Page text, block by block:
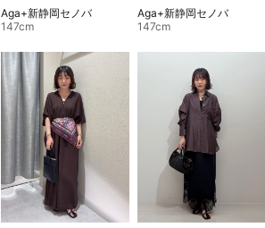
Aga+新静岡セノバ
147cm
Aga+新静岡セノバ
147cm